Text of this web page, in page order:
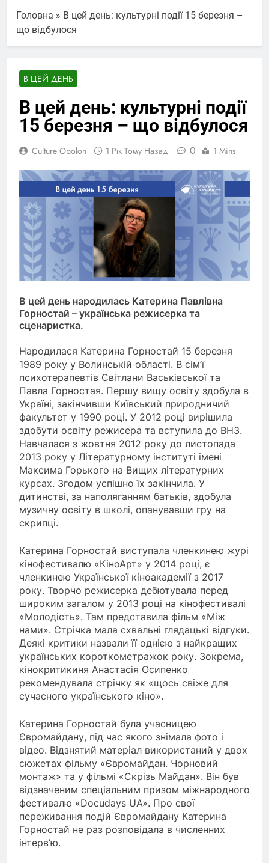
Головна » В цей день: культурні події 15 березня –
що відбулося
В ЦЕЙ ДЕНЬ
В цей день: культурні події
15 березня – що відбулося
Culture Obolon 1 Рік Тому Назад 0 1 Mins
В цей день народилась Катерина Павлівна
Горностай – українська режисерка та
сценаристка.
Народилася Катерина Горностай 15 березня
1989 року у Волинській області. В сім’ї
психотерапевтів Світлани Васьківської та
Павла Горностая. Першу вищу освіту здобула в
Україні, закінчивши Київський природничий
факультет у 1990 році. У 2012 році вирішила
здобути освіту режисера та вступила до ВНЗ.
Навчалася з жовтня 2012 року до листопада
2013 року у Літературному інституті імені
Максима Горького на Вищих літературних
курсах. Згодом успішно їх закінчила. У
дитинстві, за наполяганням батьків, здобула
музичну освіту в школі, опанувавши гру на
скрипці.
Катерина Горностай виступала членкинею журі
кінофестивалю «КіноАрт» у 2014 році, є
членкинею Української кіноакадемії з 2017
року. Творчо режисерка дебютувала перед
широким загалом у 2013 році на кінофестивалі
«Молодість». Там представила фільм «Між
нами». Стрічка мала схвальні глядацькі відгуки.
Деякі критики назвали її однією з найкращих
українських короткометражок року. Зокрема,
кінокритикиня Анастасія Осипенко
рекомендувала стрічку як «щось свіже для
сучасного українського кіно».
Катерина Горностай була учасницею
Євромайдану, під час якого знімала фото і
відео. Відзнятий матеріал використаний у двох
сюжетах фільму «Євромайдан. Чорновий
монтаж» та у фільмі «Скрізь Майдан». Він був
відзначеним спеціальним призом міжнародного
фестивалю «Docudays UA». Про свої
переживання подій Євромайдану Катерина
Горностай не раз розповідала в численних
інтерв’ю.